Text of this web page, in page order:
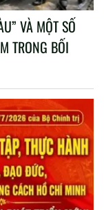
VÀ MỘT SỐ
TRONG BỐI